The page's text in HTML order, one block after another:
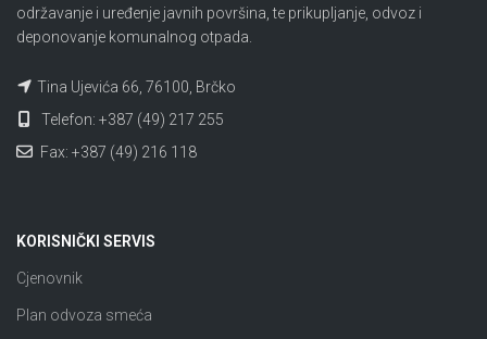
održavanje i uređenje javnih površina, te prikupljanje, odvoz i
deponovanje komunalnog otpada.
Tina Ujevića 66, 76100, Brčko
Telefon: +387 (49) 217 255
Fax: +387 (49) 216 118
KORISNIČKI SERVIS
Cjenovnik
Plan odvoza smeća